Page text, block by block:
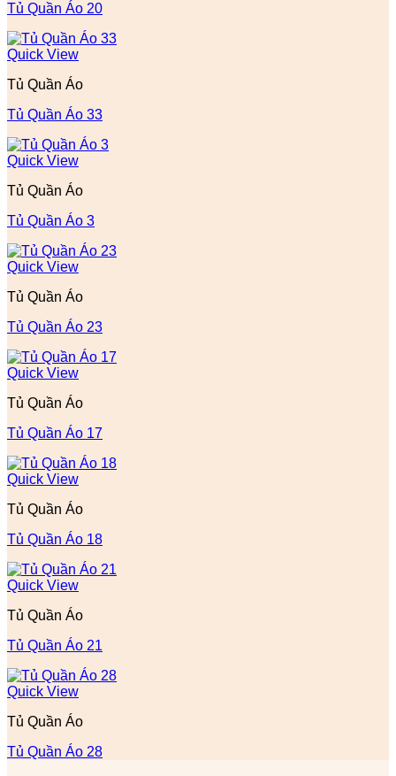
Tủ Quần Áo 20
Quick View
Tủ Quần Áo
Tủ Quần Áo 33
Quick View
Tủ Quần Áo
Tủ Quần Áo 3
Quick View
Tủ Quần Áo
Tủ Quần Áo 23
Quick View
Tủ Quần Áo
Tủ Quần Áo 17
Quick View
Tủ Quần Áo
Tủ Quần Áo 18
Quick View
Tủ Quần Áo
Tủ Quần Áo 21
Quick View
Tủ Quần Áo
Tủ Quần Áo 28